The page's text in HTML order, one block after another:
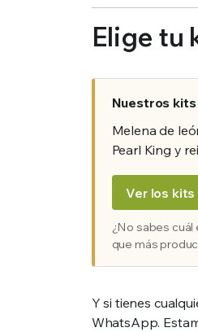
Elige tu
Nuestros
Melena de
Pearl King y
Ver los
¿No sabes cuál
que más
Y si tienes
WhatsApp.